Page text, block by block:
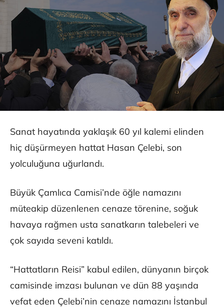
Sanat hayatında yaklaşık 60 yıl kalemi elinden
hiç düşürmeyen hattat Hasan Çelebi, son
yolculuğuna uğurlandı.
Büyük Çamlıca Camisi’nde öğle namazını
müteakip düzenlenen cenaze törenine, soğuk
havaya rağmen usta sanatkarın talebeleri ve
çok sayıda seveni katıldı.
“Hattatların Reisi” kabul edilen, dünyanın birçok
camisinde imzası bulunan ve dün 88 yaşında
vefat eden Çelebi’nin cenaze namazını İstanbul